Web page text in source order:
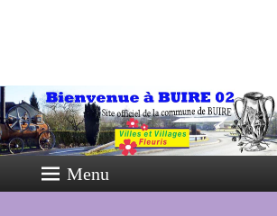
Menu